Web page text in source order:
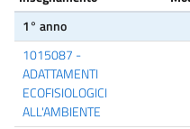
1° anno
1015087 -
ADATTAMENTI
ECOFISIOLOGICI
ALL'AMBIENTE